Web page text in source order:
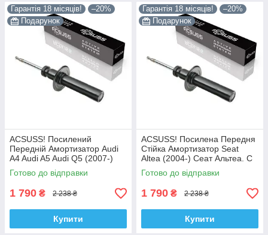
Гарантія 18 місяців!
–20%
Подарунок
ACSUSS! Посилений
Передній Амортизатор Audi
A4 Audi A5 Audi Q5 (2007-)
Ауді А4 А5 Ку 5. С Чашкой!
313363 , 341717 Корея!
Готово до відправки
1 790 ₴ 2 238 ₴
Купити
Гарантія 18 місяців!
–20%
Подарунок
ACSUSS! Посилена Передня
Стійка Амортизатор Seat
Altea (2004-) Сеат Альтеа. С
Чашкой! 313363 , 341717
Корея!
Готово до відправки
1 790 ₴ 2 238 ₴
Купити